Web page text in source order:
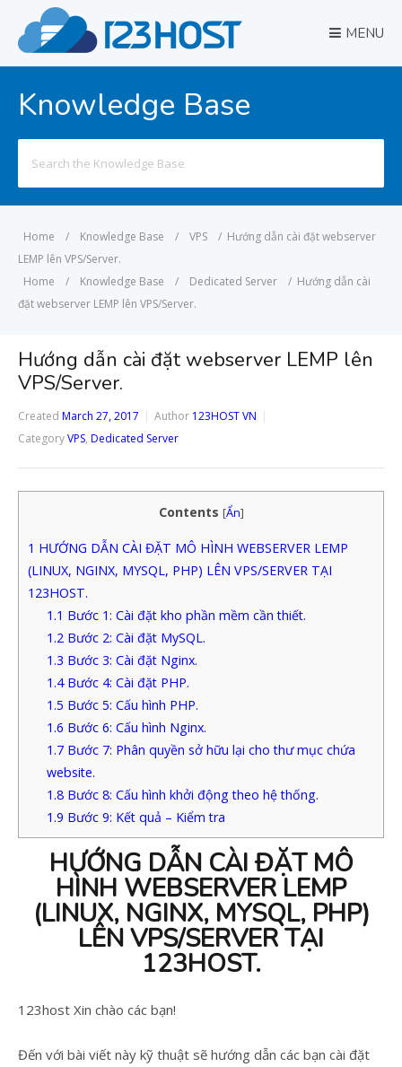
MENU
Knowledge Base
for:
Home / Knowledge Base / VPS / Hướng dẫn cài đặt webserver
LEMP lên VPS/Server.
Home
/ Knowledge Base / Dedicated Server / Hướng dẫn cài
đặt webserver LEMP lên VPS/Server.
Hướng dẫn cài đặt webserver LEMP lên
VPS/Server.
Created March 27, 2017 Author 123HOST VN
CategoryVPS, Dedicated Server
Contents [Ẩn]
1 HƯỚNG DẪN CÀI ĐẶT MÔ HÌNH WEBSERVER LEMP
(LINUX, NGINX, MYSQL, PHP) LÊN VPS/SERVER TẠI
123HOST.
1.1 Bước 1: Cài đặt kho phần mềm cần thiết.
1.2 Bước 2: Cài đặt MySQL.
1.3 Bước 3: Cài đặt Nginx.
1.4Bước 4: Cài đặt PHP.
1.5 Bước 5: Cấu hình PHP.
1.6 Bước 6: Cấu hình Nginx.
1.7 Bước 7: Phân quyền sở hữu lại cho thư mục chứa
website.
1.8 Bước 8: Cấu hình khởi động theo hệ thống.
1.9 Bước 9: Kết quả – Kiểm tra
HƯỚNG DẪN CÀI ĐẶT MÔ
HÌNH WEBSERVER LEMP
(LINUX, NGINX, MYSQL, PHP)
LÊN VPS/SERVER TẠI
123HOST.
123host Xin chào các bạn!
Đến với bài viết này kỹ thuật sẽ hướng dẫn các bạn cài đặt